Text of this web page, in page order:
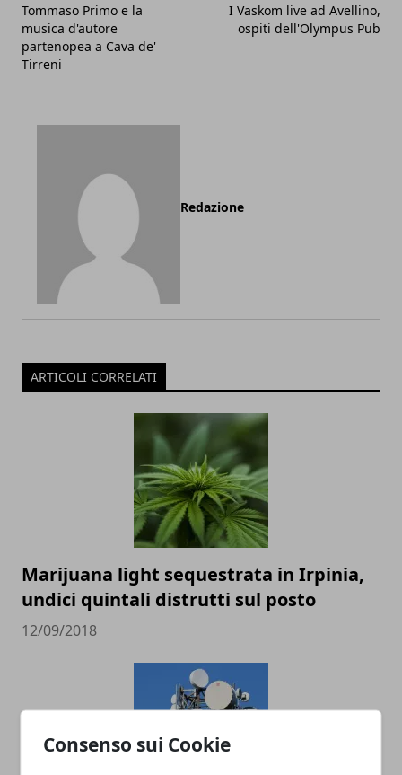
Consenso sui Cookie
Tommaso Primo e la
musica d'autore
partenopea a Cava de'
Tirreni
I Vaskom live ad Avellino,
ospiti dell'Olympus Pub
Redazione
ARTICOLI CORRELATI
Marijuana light sequestrata in Irpinia,
undici quintali distrutti sul posto
12/09/2018